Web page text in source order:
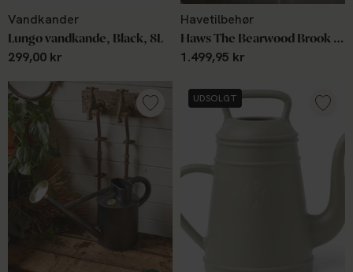
Vandkander
Lungo vandkande, Black, 8L
299,00 kr
Havetilbehør
Haws The Bearwood Brook 9 L graphite
1.499,95 kr
UDSOLGT